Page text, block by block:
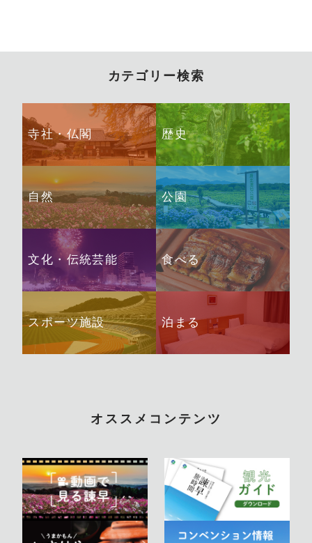
カテゴリー検索
寺社・仏閣 歴史
自然 公園
文化・伝統芸能 食べる
スポーツ施設 泊まる
オススメコンテンツ